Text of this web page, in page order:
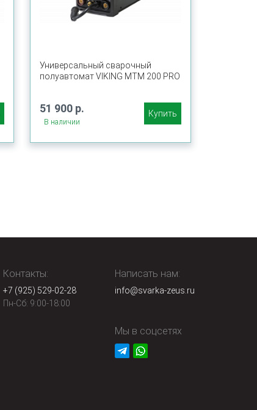
Универсальный сварочный
полуавтомат VIKING MTM 200 PRO
51 900 р.
В наличии
Купить
Контакты:
+7 (925) 529-02-28
Пн-Сб: 9:00-18:00
Написать нам:
info@svarka-zeus.ru
Мы в соцсетях